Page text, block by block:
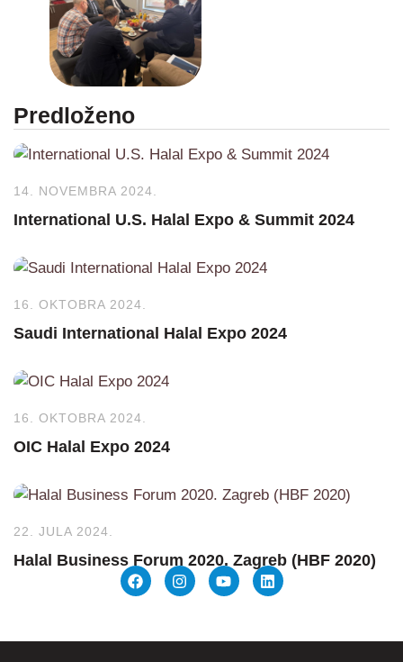
Predloženo
14. NOVEMBRA 2024.
International U.S. Halal Expo & Summit 2024
16. OKTOBRA 2024.
Saudi International Halal Expo 2024
16. OKTOBRA 2024.
OIC Halal Expo 2024
22. JULA 2024.
Halal Business Forum 2020. Zagreb (HBF 2020)